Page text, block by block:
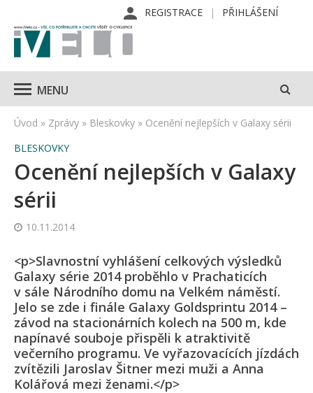
REGISTRACE PŘIHLÁŠENÍ
MENU
Úvod » Zprávy » Bleskovky » Ocenění nejlepších v Galaxy sérii
BLESKOVKY
Ocenění nejlepších v Galaxy
sérii
10.11.2014
<p>Slavnostní vyhlášení celkových výsledků
Galaxy série 2014 proběhlo v Prachaticích
v sále Národního domu na Velkém náměstí.
Jelo se zde i finále Galaxy Goldsprintu 2014 –
závod na stacionárních kolech na 500 m, kde
napínavé souboje přispěli k atraktivitě
večerního programu. Ve vyřazovacících jízdách
zvítězili Jaroslav Šitner mezi muži a Anna
Kolářová mezi ženami.</p>